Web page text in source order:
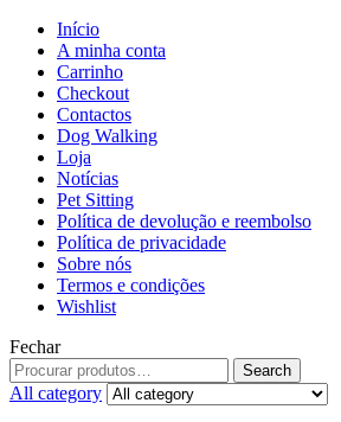
Início
A minha conta
Carrinho
Checkout
Contactos
Dog Walking
Loja
Notícias
Pet Sitting
Política de devolução e reembolso
Política de privacidade
Sobre nós
Termos e condições
Wishlist
Fechar
Search
All category